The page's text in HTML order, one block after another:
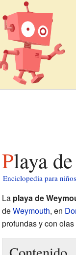
Playa
Enciclopedia para niños
La playa de
deWeymouth, en
profundas y con